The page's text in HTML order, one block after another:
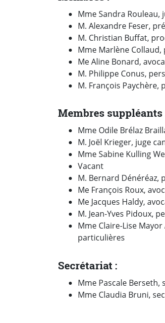
Mme Sandra Rouleau,
M. Alexandre Feser,
M. Christian Buffat,
Mme Marlène
Me Aline Bonard,
M. Philippe Conus,
M. François
Membres suppléants
Mme Odile Brélaz
M. Joël Krieger, juge
Mme Sabine Kulling
Vacant
M. Bernard
Me François Roux,
Me Jacques Haldy,
M. Jean-Yves Pidoux,
Mme Claire-Lise
Secrétariat :
Mme Pascale
Mme Claudia Bruni,